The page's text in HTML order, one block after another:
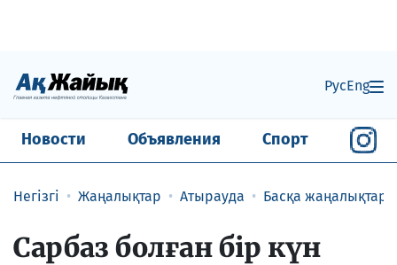
РусEng
Новости Объявления Спорт
Негізгі Жаңалықтар Атырауда Басқа жаңалықтар
Сарбаз болған бір күн